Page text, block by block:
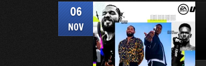
06
NOV